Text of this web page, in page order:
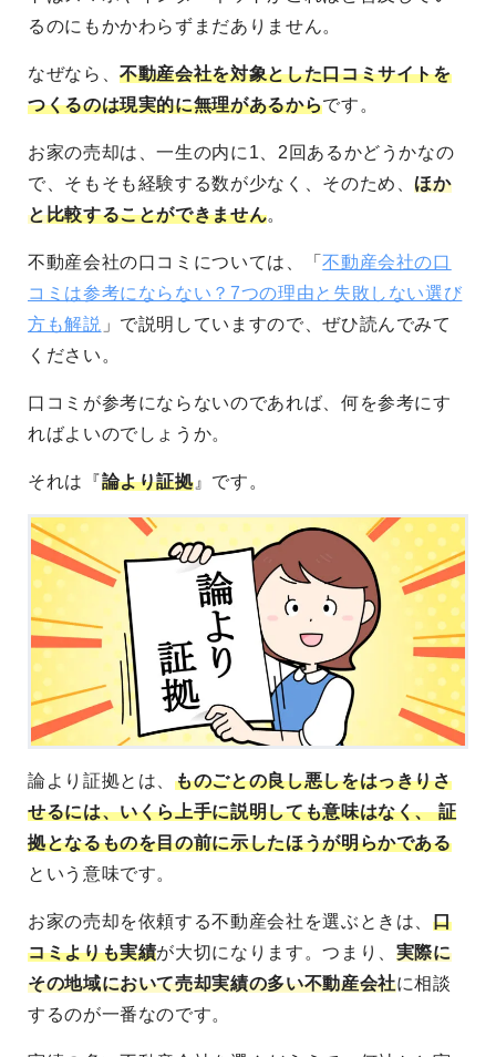
るのにもかかわらずまだありません。
なぜなら、不動産会社を対象とした口コミサイトを
つくるのは現実的に無理があるからです。
お家の売却は、一生の内に1、2回あるかどうかなの
で、そもそも経験する数が少なく、そのため、ほか
と比較することができません。
不動産会社の口コミについては、「不動産会社の口
コミは参考にならない？7つの理由と失敗しない選び
方も解説 」で説明していますので、ぜひ読んでみて
ください。
口コミが参考にならないのであれば、何を参考にす
ればよいのでしょうか。
それは『論より証拠』です。
論より証拠とは、ものごとの良し悪しをはっきりさ
せるには、いくら上手に説明しても意味はなく、 証
拠となるものを目の前に示したほうが明らかである
という意味です。
お家の売却を依頼する不動産会社を選ぶときは、口
コミよりも実績が大切になります。つまり、 実際に
その地域において売却実績の多い不動産会社に相談
するのが一番なのです。